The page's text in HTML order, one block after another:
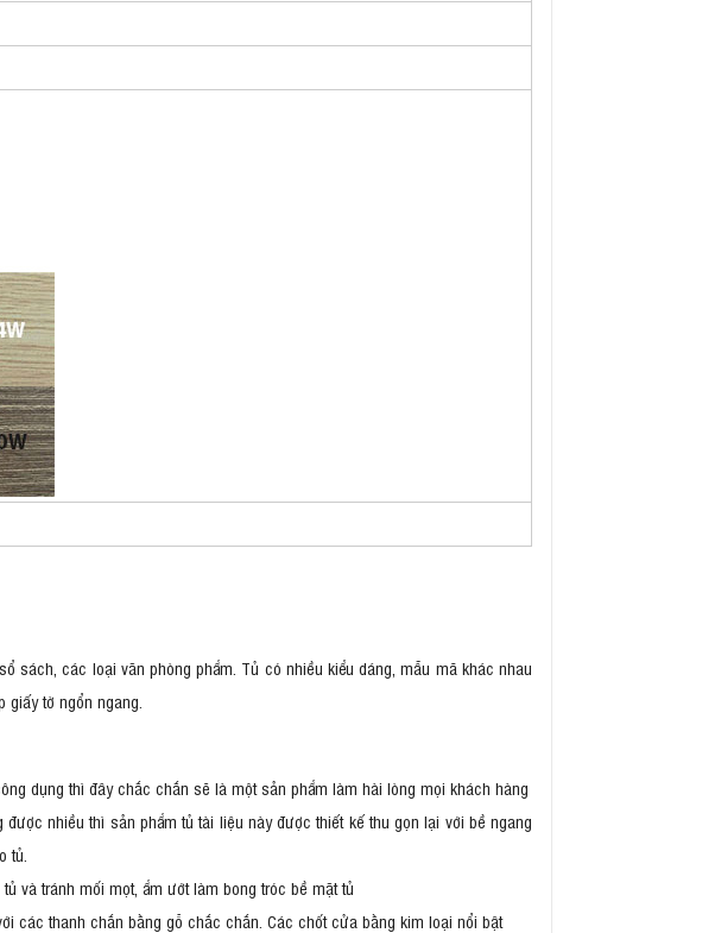
sách, các loại văn phòng phẩm. Tủ có nhiều kiểu dáng, mẫu mã khác nhau
tờ ngổn ngang.
dụng thì đây chắc chắn sẽ là một sản phẩm làm hài lòng mọi khách hàng
nhiều thì sản phẩm tủ tài liệu này được thiết kế thu gọn lại với bề ngang
tủ.
và tránh mối mọt, ẩm ướt làm bong tróc bề mặt tủ
các thanh chắn bằng gỗ chắc chắn. Các chốt cửa bằng kim loại nổi bật